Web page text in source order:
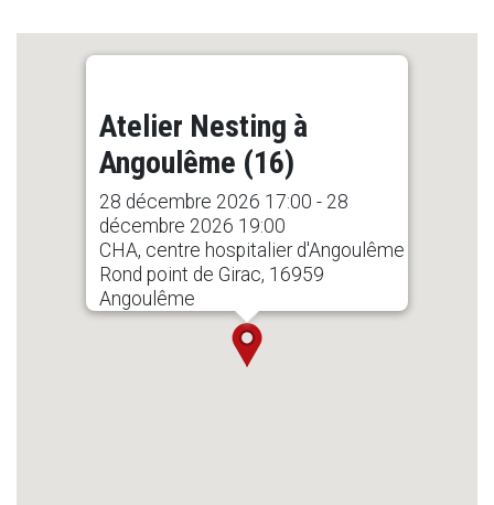
Atelier Nesting à
Angoulême (16)
28 décembre 2026 17:00 - 28
décembre 2026 19:00
CHA, centre hospitalier d'Angoulême
Rond point de Girac, 16959
Angoulême